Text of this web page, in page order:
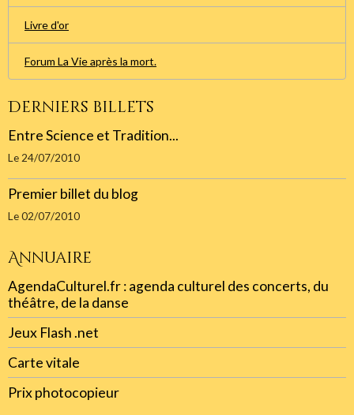
Livre d'or
Forum La Vie après la mort.
Derniers billets
Entre Science et Tradition...
Le 24/07/2010
Premier billet du blog
Le 02/07/2010
Annuaire
AgendaCulturel.fr : agenda culturel des concerts, du
théâtre, de la danse
Jeux Flash .net
Carte vitale
Prix photocopieur